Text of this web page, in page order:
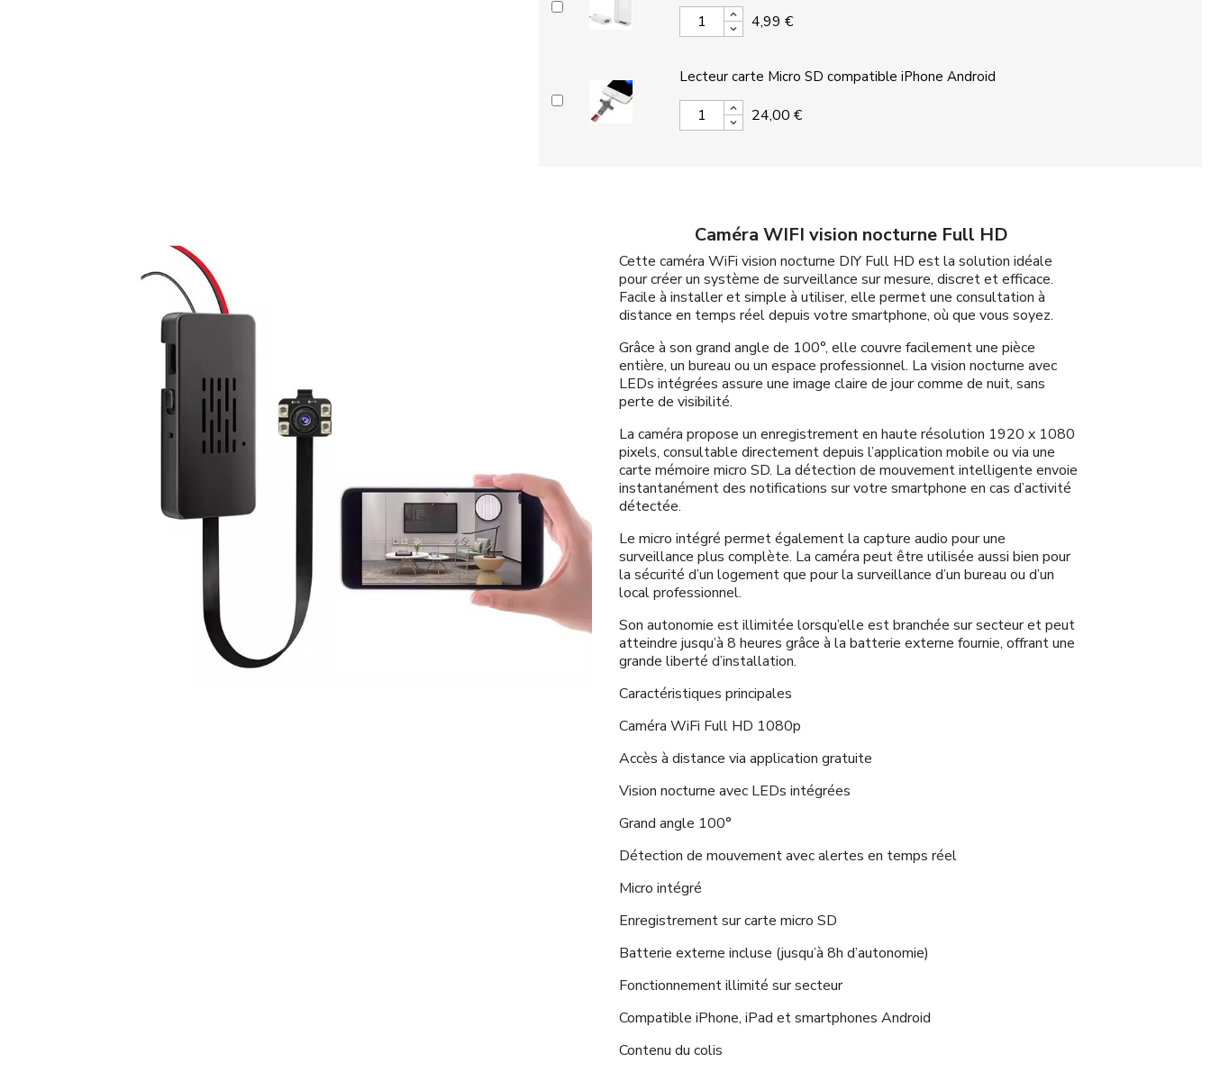
4,99 €
Lecteur carte Micro SD compatible iPhone Android
24,00 €
Caméra WIFI vision nocturne Full HD
Cette caméra WiFi vision nocturne DIY Full HD est la solution idéale
pour créer un système de surveillance sur mesure, discret et efficace.
Facile à installer et simple à utiliser, elle permet une consultation à
distance en temps réel depuis votre smartphone, où que vous soyez.
Grâce à son grand angle de 100°, elle couvre facilement une pièce
entière, un bureau ou un espace professionnel. La vision nocturne avec
LEDs intégrées assure une image claire de jour comme de nuit, sans
perte de visibilité.
La caméra propose un enregistrement en haute résolution 1920 x 1080
pixels, consultable directement depuis l’application mobile ou via une
carte mémoire micro SD. La détection de mouvement intelligente envoie
instantanément des notifications sur votre smartphone en cas d’activité
détectée.
Le micro intégré permet également la capture audio pour une
surveillance plus complète. La caméra peut être utilisée aussi bien pour
la sécurité d’un logement que pour la surveillance d’un bureau ou d’un
local professionnel.
Son autonomie est illimitée lorsqu’elle est branchée sur secteur et peut
atteindre jusqu’à 8 heures grâce à la batterie externe fournie, offrant une
grande liberté d’installation.
Caractéristiques principales
Caméra WiFi Full HD 1080p
Accès à distance via application gratuite
Vision nocturne avec LEDs intégrées
Grand angle 100°
Détection de mouvement avec alertes en temps réel
Micro intégré
Enregistrement sur carte micro SD
Batterie externe incluse (jusqu’à 8h d’autonomie)
Fonctionnement illimité sur secteur
Compatible iPhone, iPad et smartphones Android
Contenu du colis